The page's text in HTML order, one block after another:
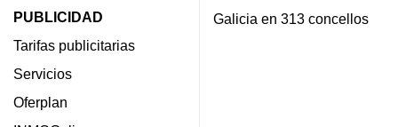
PUBLICIDAD
Tarifas publicitarias
Servicios
Oferplan
Galicia en 313 concellos